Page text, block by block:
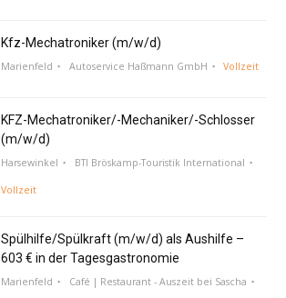
Kfz-Mechatroniker (m/w/d)
Marienfeld Autoservice Haßmann GmbH Vollzeit
KFZ-Mechatroniker/-Mechaniker/-Schlosser
(m/w/d)
Harsewinkel BTI Bröskamp-Touristik International
Vollzeit
Spülhilfe/Spülkraft (m/w/d) als Aushilfe –
603 € in der Tagesgastronomie
Marienfeld Café | Restaurant - Auszeit bei Sascha